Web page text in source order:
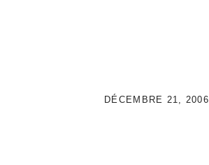
DÉCEMBRE 21, 2006